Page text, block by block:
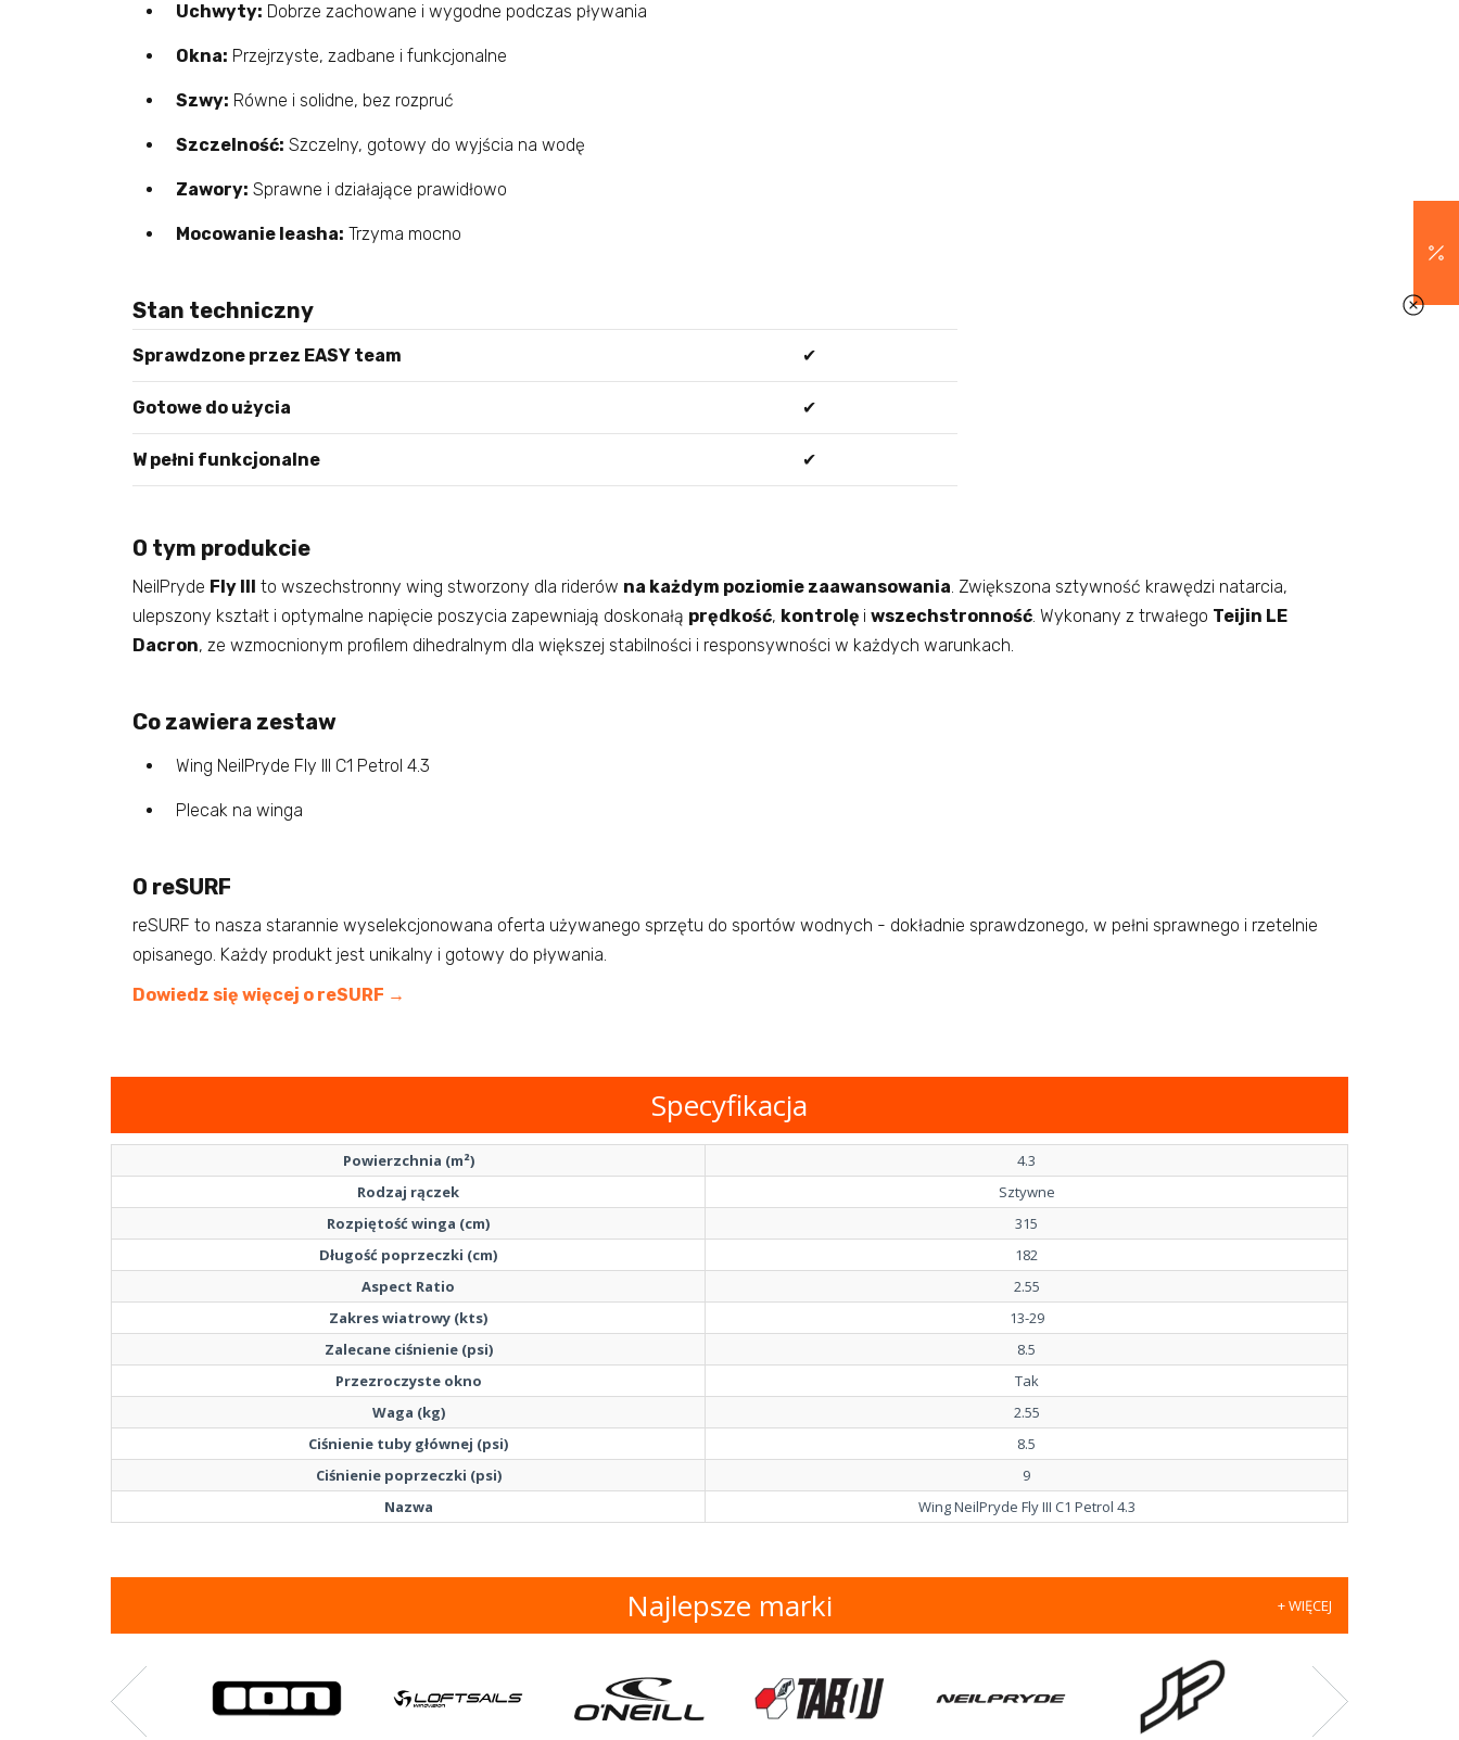
Uchwyty: Dobrze zachowane i wygodne podczas pływania
Okna: Przejrzyste, zadbane i funkcjonalne
Szwy: Równe i solidne, bez rozpruć
Szczelność: Szczelny, gotowy do wyjścia na wodę
Zawory: Sprawne i działające prawidłowo
Mocowanie leasha: Trzyma mocno
Stan techniczny
Sprawdzone przez EASY team ✔
Gotowe do użycia ✔
W pełni funkcjonalne ✔
O tym produkcie
NeilPryde Fly III to wszechstronny wing stworzony dla riderów na każdym poziomie zaawansowania. Zwiększona sztywność krawędzi natarcia,
ulepszony kształt i optymalne napięcie poszycia zapewniają doskonałą prędkość, kontrolę i wszechstronność. Wykonany z trwałego Teijin LE
Dacron, ze wzmocnionym profilem dihedralnym dla większej stabilności i responsywności w każdych warunkach.
Co zawiera zestaw
Wing NeilPryde Fly III C1 Petrol 4.3
Plecak na winga
O reSURF
reSURF to nasza starannie wyselekcjonowana oferta używanego sprzętu do sportów wodnych - dokładnie sprawdzonego, w pełni sprawnego i rzetelnie
opisanego. Każdy produkt jest unikalny i gotowy do pływania.
Dowiedz się więcej o reSURF →
Specyfikacja
Powierzchnia (m²)
4.3
Rodzaj rączek
Sztywne
Rozpiętość winga (cm)
315
Długość poprzeczki (cm)
182
Aspect Ratio
2.55
Zakres wiatrowy (kts)
13-29
Zalecane ciśnienie (psi)
8.5
Przezroczyste okno
Tak
Waga (kg)
2.55
Ciśnienie tuby głównej (psi)
8.5
Ciśnienie poprzeczki (psi)
9
Nazwa
Wing NeilPryde Fly III C1 Petrol 4.3
Najlepsze marki + WIĘCEJ